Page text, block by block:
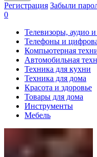
Регистрация Забыли
0
Телевизоры, аудио
Телефоны и
Компьютерная
Автомобильная
Техника для кухни
Техника для дома
Красота и здоровье
Товары для дома
Инструменты
Мебель